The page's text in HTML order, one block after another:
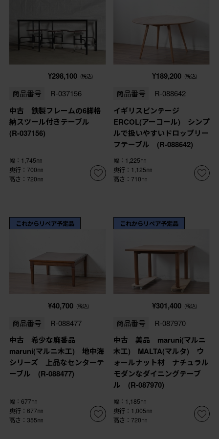
¥298,100 (税込)
商品番号 R-037156
中古 鉄製フレームの6脚格
納スツール付きテーブル
(R-037156)
幅：1,745㎜
奥行：700㎜
高さ：720㎜
¥189,200 (税込)
商品番号 R-088642
イギリスビンテージ
ERCOL(アーコール) シンプ
ルで扱いやすいドロップリー
フテーブル (R-088642)
幅：1,225㎜
奥行：1,125㎜
高さ：710㎜
これからリペア予定品
¥40,700 (税込)
商品番号 R-088477
中古 希少な廃番品
maruni(マルニ木工) 地中海
シリーズ 上品なセンターテ
ーブル (R-088477)
幅：677㎜
奥行：677㎜
高さ：355㎜
これからリペア予定品
¥301,400 (税込)
商品番号 R-087970
中古 美品 maruni(マルニ
木工) MALTA(マルタ) ウ
ォールナット材 ナチュラル
モダンなダイニングテーブ
ル (R-087970)
幅：1,185㎜
奥行：1,005㎜
高さ：720㎜